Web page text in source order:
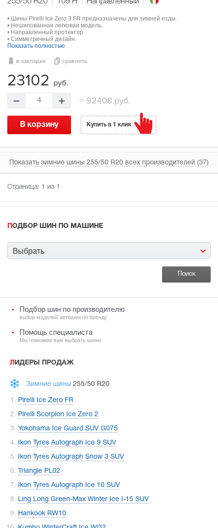
• Шины Pirelli Ice Zero 3 FR предназначены для зимней езды.
• Нешипованная легковая модель.
• Направленный протектор.
• Симметричный дизайн.
Показать полностью
в закладки сравнить
23102 руб.
4 = 92408 руб.
В корзину Купить в 1 клик
Показать зимние шины 255/50 R20 всех производителей (37)
Страница: 1 из 1
ПОДБОР ШИН ПО МАШИНЕ
Выбрать
Подбор шин по производителю
выбор моделей автошин по бренду
Помощь специалиста
Мы поможем вам выбрать шины
ЛИДЕРЫ ПРОДАЖ
Зимние шины 255/50 R20
Pirelli Ice Zero FR
Pirelli Scorpion Ice Zero 2
Yokohama Ice Guard SUV G075
Ikon Tyres Autograph Ice 9 SUV
Ikon Tyres Autograph Snow 3 SUV
Triangle PL02
Ikon Tyres Autograph Ice 10 SUV
Ling Long Green-Max Winter Ice I-15 SUV
Hankook RW10